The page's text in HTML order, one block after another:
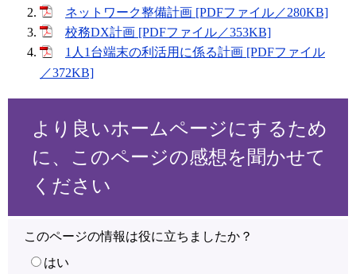
ネットワーク整備計画 [PDFファイル／280KB]
校務DX計画 [PDFファイル／353KB]
​1人1台端末の利活用に係る計画 [PDFファイル
／372KB]
より良いホームページにするため
に、このページの感想を聞かせて
ください
このページの情報は役に立ちましたか？
はい